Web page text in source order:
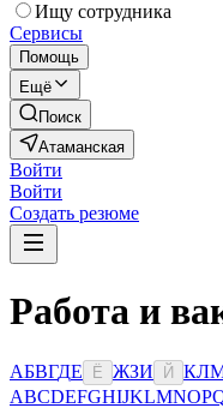
Ищу сотрудника
Сервисы
Помощь
Ещё
Поиск
Атаманская
Войти
Войти
Создать резюме
Работа и
АБВГДЕ Ё ЖЗИ Й КЛ
ABCDEFGHIJKLMNOP